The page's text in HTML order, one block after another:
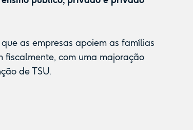
as empresas apoiem as famílias
fiscalmente, com uma majoração
de TSU.